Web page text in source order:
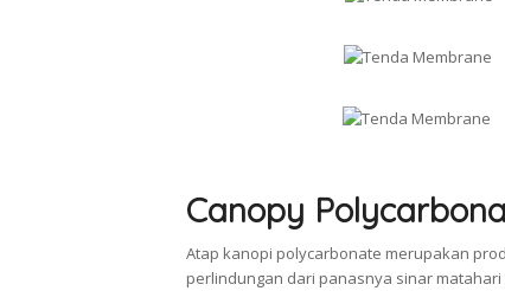
Canopy
Atap kanopi polycarbonate merupakan
perlindungan dari panasnya sinar